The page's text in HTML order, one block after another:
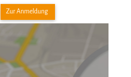
Zur Anmeldung